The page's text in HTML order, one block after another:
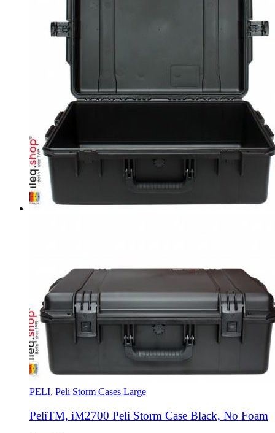
PELI, Peli Storm Cases Large
PeliTM, iM2700 Peli Storm Case Black, No Foam